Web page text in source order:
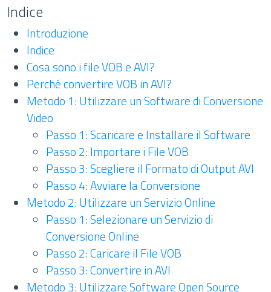
Indice
Introduzione
Indice
Cosa sono i file VOB e AVI?
Perché convertire VOB in AVI?
Metodo 1: Utilizzare un Software di Conversione
Video
Passo 1: Scaricare e Installare il Software
Passo 2: Importare i File VOB
Passo 3: Scegliere il Formato di Output AVI
Passo 4: Avviare la Conversione
Metodo 2: Utilizzare un Servizio Online
Passo 1: Selezionare un Servizio di
Conversione Online
Passo 2: Caricare il File VOB
Passo 3: Convertire in AVI
Metodo 3: Utilizzare Software Open Source